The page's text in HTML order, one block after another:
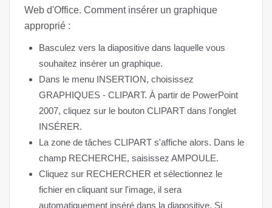
Web d'Office. Comment insérer un graphique
approprié :
Basculez vers la diapositive dans laquelle vous
souhaitez insérer un graphique.
Dans le menu INSERTION, choisissez
GRAPHIQUES - CLIPART. À partir de PowerPoint
2007, cliquez sur le bouton CLIPART dans l'onglet
INSÉRER.
La zone de tâches CLIPART s'affiche alors. Dans le
champ RECHERCHE, saisissez AMPOULE.
Cliquez sur RECHERCHER et sélectionnez le
fichier en cliquant sur l'image, il sera
automatiquement inséré dans la diapositive. Si